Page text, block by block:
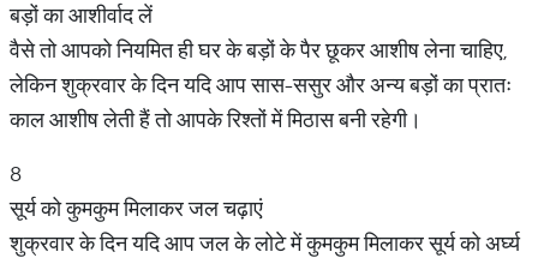
बड़ों का आशीर्वाद लें
वैसे तो आपको नियमित ही घर के बड़ों के पैर छूकर आशीष लेना चाहिए,
लेकिन शुक्रवार के दिन यदि आप सास-ससुर और अन्य बड़ों का प्रातः
काल आशीष लेती हैं तो आपके रिश्तों में मिठास बनी रहेगी।
8
सूर्य को कुमकुम मिलाकर जल चढ़ाएं
शुक्रवार के दिन यदि आप जल के लोटे में कुमकुम मिलाकर सूर्य को अर्घ्य